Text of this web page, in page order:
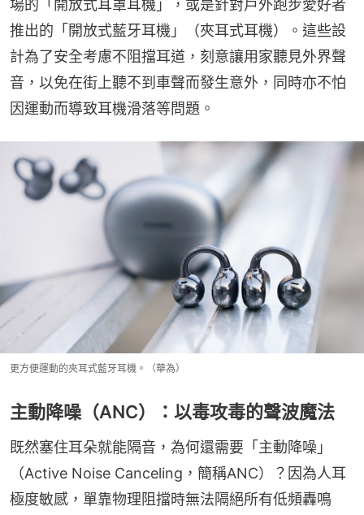
場的「開放式耳罩耳機」，或是針對戶外跑步愛好者
推出的「開放式藍牙耳機」（夾耳式耳機）。這些設
計為了安全考慮不阻擋耳道，刻意讓用家聽見外界聲
音，以免在街上聽不到車聲而發生意外，同時亦不怕
因運動而導致耳機滑落等問題。
更方便運動的夾耳式藍牙耳機。（華為）
主動降噪（ANC）：以毒攻毒的聲波魔法
既然塞住耳朵就能隔音，為何還需要「主動降噪」
（Active Noise Canceling，簡稱ANC）？因為人耳
極度敏感，單靠物理阻擋時無法隔絕所有低頻轟鳴